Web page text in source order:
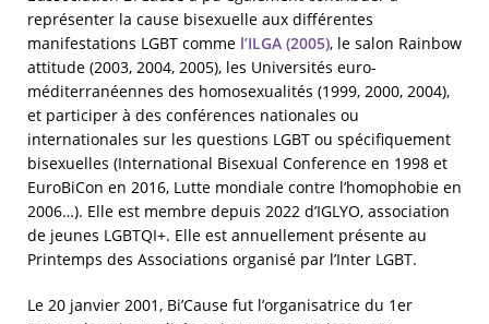
représenter la cause bisexuelle aux différentes
manifestations LGBT comme l’ILGA (2005), le salon Rainbow
attitude (2003, 2004, 2005), les Universités euro-
méditerranéennes des homosexualités (1999, 2000, 2004),
et participer à des conférences nationales ou
internationales sur les questions LGBT ou spécifiquement
bisexuelles (International Bisexual Conference en 1998 et
EuroBiCon en 2016, Lutte mondiale contre l’homophobie en
2006…). Elle est membre depuis 2022 d’IGLYO, association
de jeunes LGBTQI+. Elle est annuellement présente au
Printemps des Associations organisé par l’Inter LGBT.
Le 20 janvier 2001, Bi’Cause fut l’organisatrice du 1er